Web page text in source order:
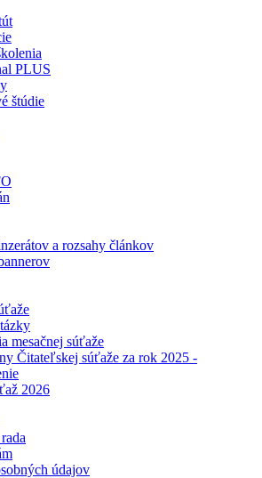
PLUS
štúdie
a rozsahy článkov
mesačnej súťaže
Čitateľskej súťaže za rok 2025 -
2026
údajov